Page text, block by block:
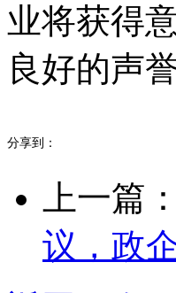
业将获得
良好的声誉
分享到：
上一篇：
议，政